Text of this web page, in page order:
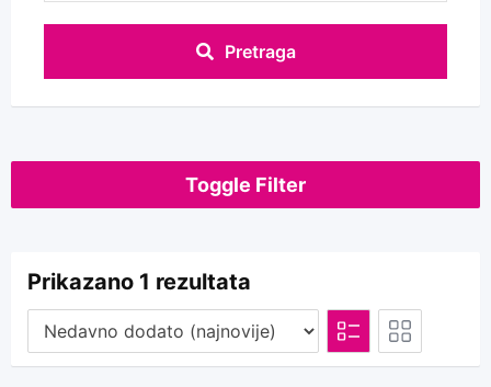
Pretraga
Toggle Filter
Prikazano 1 rezultata